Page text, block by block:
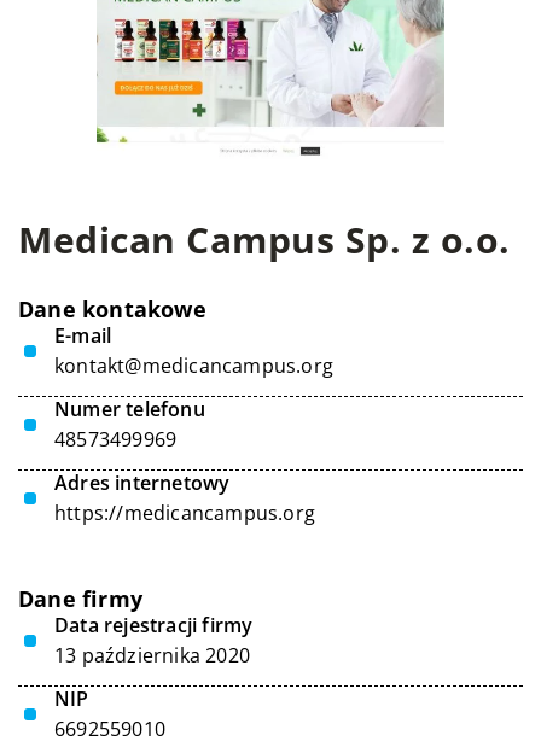
Medican Campus Sp. z o.o.
Dane kontakowe
E-mail
kontakt@medicancampus.org
Numer telefonu
48573499969
Adres internetowy
https://medicancampus.org
Dane firmy
Data rejestracji firmy
13 października 2020
NIP
6692559010